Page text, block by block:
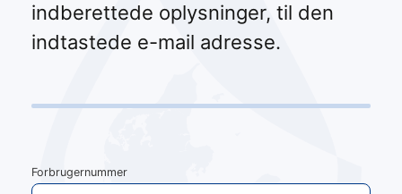
indberettede oplysninger, til den
indtastede e-mail adresse.
Forbrugernummer